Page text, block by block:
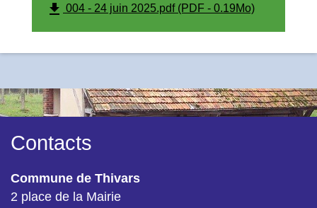
file_download 004 - 24 juin 2025.pdf (PDF - 0.19Mo)
Contacts
Commune de Thivars
2 place de la Mairie